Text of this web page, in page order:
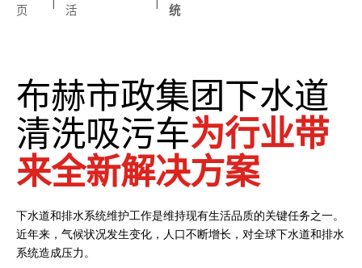
页
活
统
布赫市政集团下水道
清洗吸污车为行业带
来全新解决方案
下水道和排水系统维护工作是维持现有生活品质的关键任务之一。
近年来，气候状况发生变化，人口不断增长，对全球下水道和排水
系统造成压力。